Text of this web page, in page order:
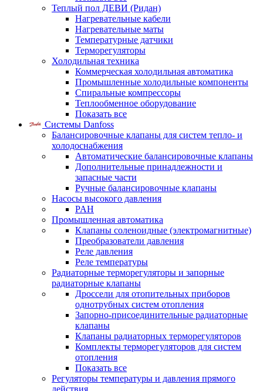
Теплый пол ДЕВИ (Ридан)
Нагревательные кабели
Нагревательные маты
Температурные датчики
Терморегуляторы
Холодильная техника
Коммерческая холодильная автоматика
Промышленные холодильные компоненты
Спиральные компрессоры
Теплообменное оборудование
Показать все
Системы Danfoss
Балансировочные клапаны для систем тепло- и
холодоснабжения
Автоматические балансировочные клапаны
Дополнительные принадлежности и
запасные части
Ручные балансировочные клапаны
Насосы высокого давления
PAH
Промышленная автоматика
Клапаны соленоидные (электромагнитные)
Преобразователи давления
Реле давления
Реле температуры
Радиаторные терморегуляторы и запорные
радиаторные клапаны
Дроссели для отопительных приборов
однотрубных систем отопления
Запорно-присоединительные радиаторные
клапаны
Клапаны радиаторных терморегуляторов
Комплекты терморегуляторов для систем
отопления
Показать все
Регуляторы температуры и давления прямого
действия